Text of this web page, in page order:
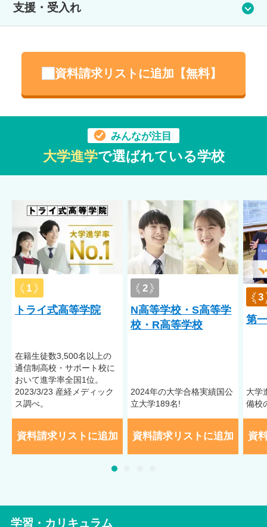
入は義務ではありません。
支援・受入れ
アットマークでは何らかの対応や支援が必要な生徒の相談も受
け付けています。 集団の授業に合わせられない、決まった時間
に登校できないなど、個別の対応が必要な生徒もこれまでに在
専門家のメンタルサポートあり
受入実績
※受入実績は、受入れを確定するものではありません。症状に
よって異なりますので、詳しくは学校へお問い合わせくださ
い。
資料請求リストに追加【無料】
みんなが注目
大学進学で選ばれている学校
1
トライ式高等学院
在籍⽣徒数3,500名以上の
通信制⾼校・サポート校に
おいて進学率全国1位。
2023/3/23 産経メディック
ス調べ。
資料請求リストに追加
2
N高等学校・S高等学
校・R高等学校
2024年の大学合格実績国公
立大学189名!
資料請求リストに追加
3
第
大学
備校
資
学習・カリキュラム